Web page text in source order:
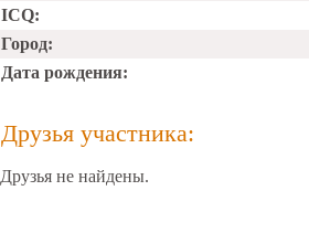
ICQ:
Город:
Дата рождения:
Друзья участника:
Друзья не найдены.